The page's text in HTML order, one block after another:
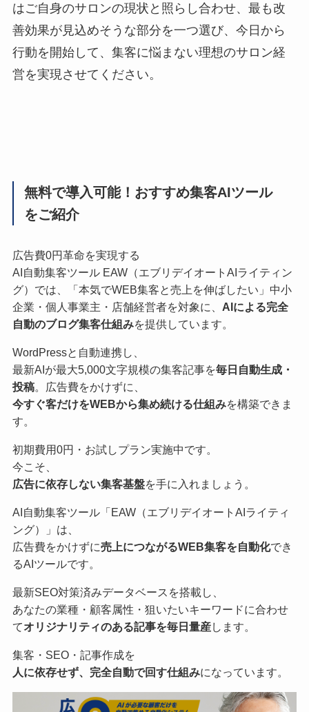
はご自身のサロンの現状と照らし合わせ、最も改
善効果が見込めそうな部分を一つ選び、今日から
行動を開始して、集客に悩まない理想のサロン経
営を実現させてください。
無料で導入可能！おすすめ集客AIツール
をご紹介
広告費0円革命を実現する
AI自動集客ツール EAW（エブリデイオートAIライティン
グ）では、「本気でWEB集客と売上を伸ばしたい」中小
企業・個人事業主・店舗経営者を対象に、 AIによる完全
自動のブログ集客仕組みを提供しています。
WordPressと自動連携し、
最新AIが最大5,000文字規模の集客記事を毎日自動生成・
投稿。広告費をかけずに、
今すぐ客だけをWEBから集め続ける仕組みを構築できま
す。
初期費用0円・お試しプラン実施中です。
今こそ、
広告に依存しない集客基盤を手に入れましょう。
AI自動集客ツール「EAW（エブリデイオートAIライティ
ング）」は、
広告費をかけずに売上につながるWEB集客を自動化でき
るAIツールです。
最新SEO対策済みデータベースを搭載し、
あなたの業種・顧客属性・狙いたいキーワードに合わせ
てオリジナリティのある記事を毎日量産します。
集客・SEO・記事作成を
人に依存せず、完全自動で回す仕組みになっています。